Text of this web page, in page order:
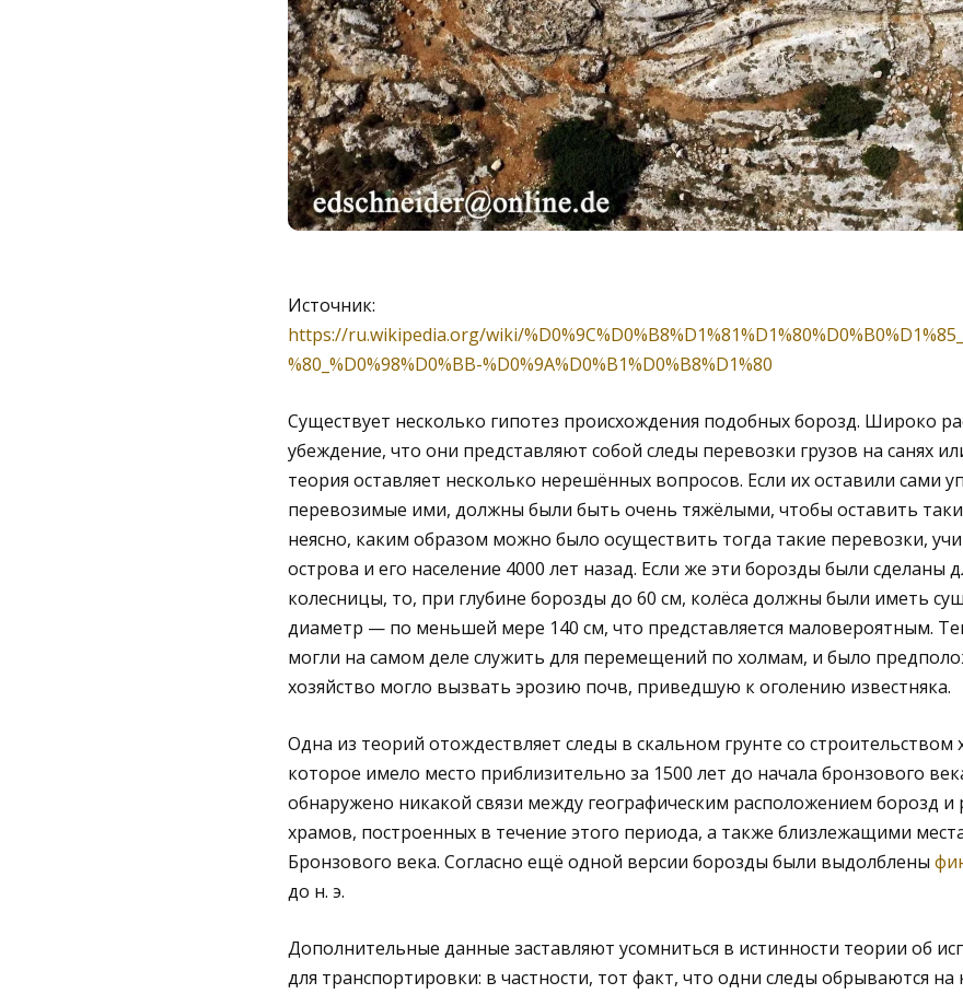
Источник:
https://ru.wikipedia.org/wiki/
%80_%D0%98%D0%BB-%D0%9A%D0%B1%D0%B8%D1%80
Существует несколько гипотез происхождения подобных борозд. Широко
убеждение, что они представляют собой следы перевозки грузов на санях
теория оставляет несколько нерешённых вопросов. Если их оставили сами
перевозимые ими, должны были быть очень тяжёлыми, чтобы оставить
неясно, каким образом можно было осуществить тогда такие перевозки,
острова и его население 4000 лет назад. Если же эти борозды были сделаны
колесницы, то, при глубине борозды до 60 см, колёса должны были иметь
диаметр — по меньшей мере 140 см, что представляется маловероятным.
могли на самом деле служить для перемещений по холмам, и было
хозяйство могло вызвать эрозию почв, приведшую к оголению известняка.
Одна из теорий отождествляет следы в скальном грунте со
которое имело место приблизительно за 1500 лет до начала бронзового
обнаружено никакой связи между географическим расположением борозд
храмов, построенных в течение этого периода, а также близлежащими
Бронзового века. Согласно ещё одной версии борозды были выдолблены
до н. э.
Дополнительные данные заставляют усомниться в истинности теории об
для транспортировки: в частности, тот факт, что одни следы обрываются